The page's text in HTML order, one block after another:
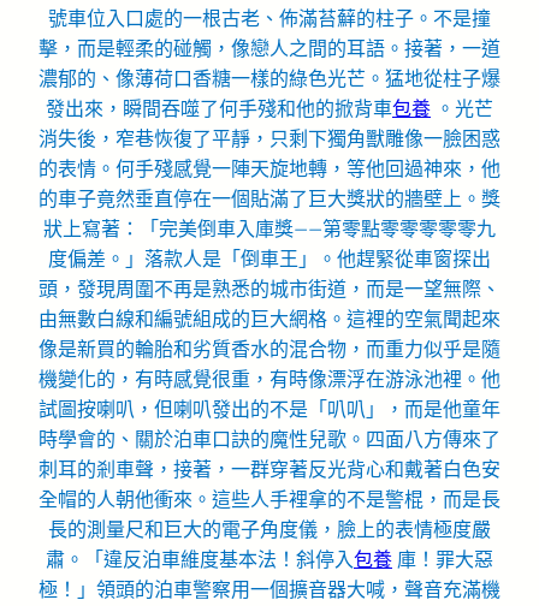
號車位入口處的一根古老、佈滿苔蘚的柱子。不是撞
擊，而是輕柔的碰觸，像戀人之間的耳語。接著，一道
濃郁的、像薄荷口香糖一樣的綠色光芒。猛地從柱子爆
發出來，瞬間吞噬了何手殘和他的掀背車包養 。光芒
消失後，窄巷恢復了平靜，只剩下獨角獸雕像一臉困惑
的表情。何手殘感覺一陣天旋地轉，等他回過神來，他
的車子竟然垂直停在一個貼滿了巨大獎狀的牆壁上。獎
狀上寫著：「完美倒車入庫獎——第零點零零零零零九
度偏差。」落款人是「倒車王」。他趕緊從車窗探出
頭，發現周圍不再是熟悉的城市街道，而是一望無際、
由無數白線和編號組成的巨大網格。這裡的空氣聞起來
像是新買的輪胎和劣質香水的混合物，而重力似乎是隨
機變化的，有時感覺很重，有時像漂浮在游泳池裡。他
試圖按喇叭，但喇叭發出的不是「叭叭」，而是他童年
時學會的、關於泊車口訣的魔性兒歌。四面八方傳來了
刺耳的剎車聲，接著，一群穿著反光背心和戴著白色安
全帽的人朝他衝來。這些人手裡拿的不是警棍，而是長
長的測量尺和巨大的電子角度儀，臉上的表情極度嚴
肅。「違反泊車維度基本法！斜停入包養 庫！罪大惡
極！」領頭的泊車警察用一個擴音器大喊，聲音充滿機